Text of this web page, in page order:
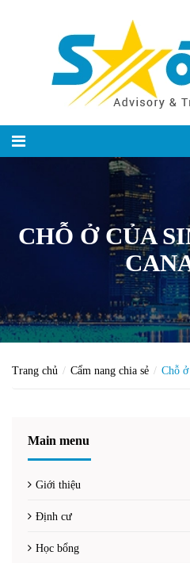
CHỖ Ở CỦA
Trang chủ Cẩm nang chia sẻ Chỗ
Main menu
Giới thiệu
Định cư
Học bổng